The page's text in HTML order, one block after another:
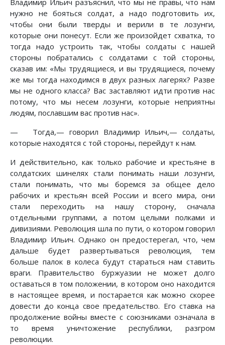
Владимир Ильич разъяснил, что мы не правы, что нам
нужно не бояться солдат, а надо подготовить их,
чтобы они были тверды и верили в те лозунги,
которые они понесут. Если же произойдет схватка, то
тогда надо устроить так, чтобы солдаты с нашей
стороны побратались с солдатами с той стороны,
сказав им: «Мы трудящиеся, и вы трудящиеся, почему
же мы тогда находимся в двух разных лагерях? Разве
мы не одного класса? Вас заставляют идти против нас
потому, что мы несем лозунги, которые неприятны
людям, пославшим вас против нас».
— Тогда,— говорил Владимир Ильич,— солдаты,
которые находятся с той стороны, перейдут к нам.
И действительно, как только рабочие и крестьяне в
солдатских шинелях стали понимать наши лозунги,
стали понимать, что мы боремся за общее дело
рабочих и крестьян всей России и всего мира, они
стали переходить на нашу сторону, сначала
отдельными группами, а потом целыми полками и
дивизиями. Революция шла по пути, о котором говорил
Владимир Ильич. Однако он предостерегал, что, чем
дальше будет развертываться революция, тем
больше палок в колеса будут стараться нам ставить
враги. Правительство буржуазии не может долго
оставаться в том положении, в котором оно находится
в настоящее время, и постарается как можно скорее
довести до конца свое предательство. Его ставка на
продолжение войны вместе с союзниками означала в
то время уничтожение республики, разгром
революции.